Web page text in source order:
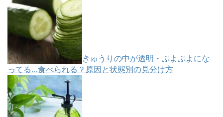
きゅうりの中が透明・ぷよぷよにな
ってる…食べられる？原因と状態別の見分け方